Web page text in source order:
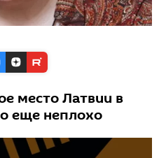
место Латвии в
еще неплохо